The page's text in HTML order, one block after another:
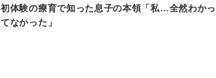
初体験の療育で知った息子の本領「私…全然わかっ
てなかった」